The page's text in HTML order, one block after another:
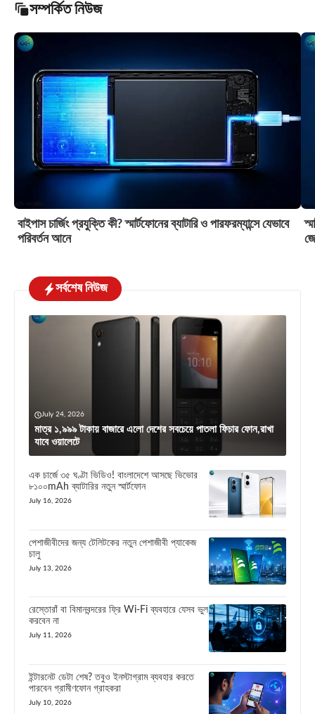
সম্পর্কিত নিউজ
বাইপাস চার্জিং প্রযুক্তি কী? স্মার্টফোনের ব্যাটারি ও পারফরম্যান্সে যেভাবে
পরিবর্তন আনে
সর্বশেষ নিউজ
July 24, 2026
মাত্র ১,৯৯৯ টাকায় বাজারে এলো দেশের সবচেয়ে পাতলা ফিচার ফোন,রাখা
যাবে ওয়ালেটে
এক চার্জে ৩৫ ঘণ্টা ভিডিও! বাংলাদেশে আসছে ভিভোর
৮১০০mAh ব্যাটারির নতুন স্মার্টফোন
July 16, 2026
পেশাজীবীদের জন্য টেলিটকের নতুন পেশাজীবী প্যাকেজ
চালু
July 13, 2026
রেস্তোরাঁ বা বিমানবন্দরের ফ্রি Wi-Fi ব্যবহারে যেসব ভুল
করবেন না
July 11, 2026
ইন্টারনেট ডেটা শেষ? তবুও ইনস্টাগ্রাম ব্যবহার করতে
পারবেন গ্রামীণফোন গ্রাহকরা
July 10, 2026